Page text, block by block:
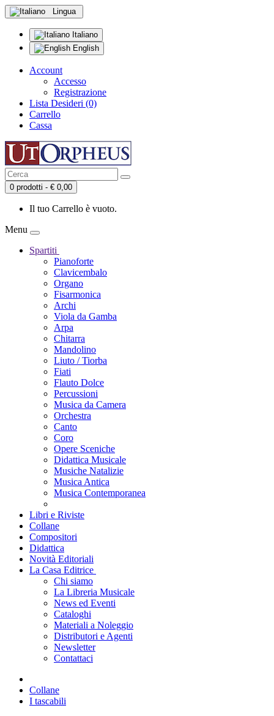
Lingua
Italiano
English
Account
Accesso
Registrazione
Lista Desideri (0)
Carrello
Cassa
0 prodotti - € 0,00
Il tuo Carrello è vuoto.
Menu
Spartiti
Pianoforte
Clavicembalo
Organo
Fisarmonica
Archi
Viola da Gamba
Arpa
Chitarra
Mandolino
Liuto / Tiorba
Fiati
Flauto Dolce
Percussioni
Musica da Camera
Orchestra
Canto
Coro
Opere Sceniche
Didattica Musicale
Musiche Natalizie
Musica Antica
Musica Contemporanea
Libri e Riviste
Collane
Compositori
Didattica
Novità Editoriali
La Casa Editrice
Chi siamo
La Libreria Musicale
News ed Eventi
Cataloghi
Materiali a Noleggio
Distributori e Agenti
Newsletter
Contattaci
Collane
I tascabili